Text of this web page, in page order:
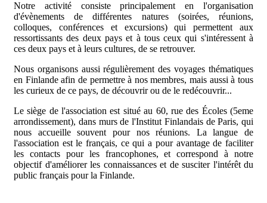
Notre activité consiste principalement en l'organisation
d'évènements de différentes natures (soirées, réunions,
colloques, conférences et excursions) qui permettent aux
ressortissants des deux pays et à tous ceux qui s'intéressent à
ces deux pays et à leurs cultures, de se retrouver.
Nous organisons aussi régulièrement des voyages thématiques
en Finlande afin de permettre à nos membres, mais aussi à tous
les curieux de ce pays, de découvrir ou de le redécouvrir...
Le siège de l'association est situé au 60, rue des Écoles (5eme
arrondissement), dans murs de l'Institut Finlandais de Paris, qui
nous accueille souvent pour nos réunions. La langue de
l'association est le français, ce qui a pour avantage de faciliter
les contacts pour les francophones, et correspond à notre
objectif d'améliorer les connaissances et de susciter l'intérêt du
public français pour la Finlande.